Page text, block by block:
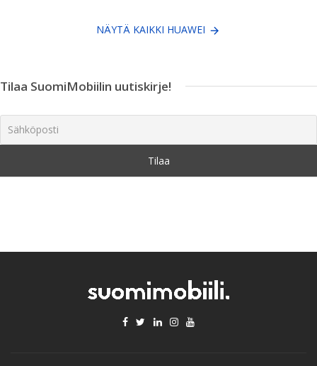
NÄYTÄ KAIKKI HUAWEI
Tilaa SuomiMobiilin uutiskirje!